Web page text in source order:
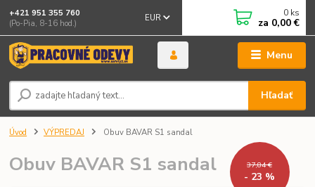
Menu
EUR
Hľadať
+421 951 355 760
(Po-Pia, 8-16 hod.)
0 ks
za 0,00 €
Úvod VÝPREDAJ Obuv BAVAR S1 sandal
Obuv BAVAR S1 sandal 37,84 €
- 23 %